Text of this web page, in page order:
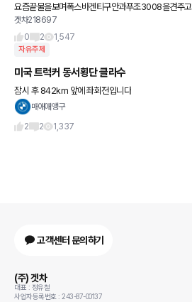
요즘끝물을보며폭스바겐티구안과푸조3008을견주
야할지...가격대는두대가적다하다고 생각하는데유지
견겸허히부탁드립니다ㅜㅜ
겟차218697
0
2 1,547
자유주제
미국 트럭커 동서횡단 클라수
잠시 후 842km 앞에 좌회전입니다
매애애앵구
2
2 1,337
고객센터 문의하기
(주) 겟차
대표 : 정유철
사업자등록번호 : 243-87-00137